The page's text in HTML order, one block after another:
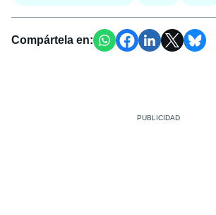
Compártela en: